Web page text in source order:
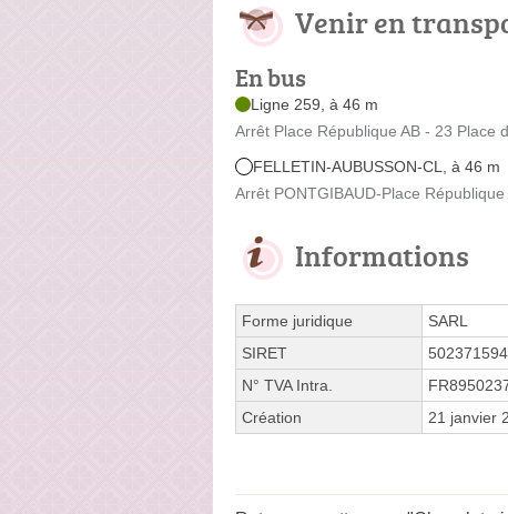
Venir en
En bus
Ligne 259, à 46 m
Arrêt Place République AB - 23 Place
FELLETIN-AUBUSSON-CL, à 46 m
Arrêt PONTGIBAUD-Place
Informations
Forme juridique
SARL
SIRET
N° TVA Intra.
Création
21 janvier